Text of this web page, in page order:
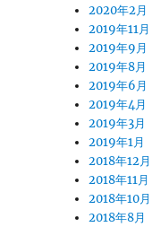
2020年2月
2019年11月
2019年9月
2019年8月
2019年6月
2019年4月
2019年3月
2019年1月
2018年12月
2018年11月
2018年10月
2018年8月